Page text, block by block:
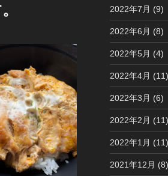
2022年7月 (9)
2022年6月 (8)
2022年5月 (4)
2022年4月 (11)
2022年3月 (6)
2022年2月 (11)
2022年1月 (11)
2021年12月 (8)